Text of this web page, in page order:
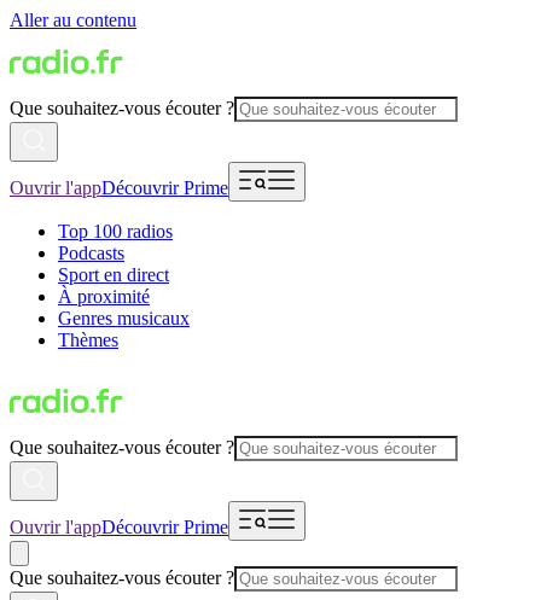
Aller au contenu
Que souhaitez-vous écouter ?
Ouvrir l'appDécouvrir Prime
Top 100 radios
Podcasts
Sport en direct
À proximité
Genres musicaux
Thèmes
Que souhaitez-vous écouter ?
Ouvrir l'appDécouvrir Prime
Que souhaitez-vous écouter ?